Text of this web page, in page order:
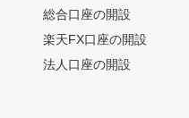
総合口座の開設
楽天FX口座の開設
法人口座の開設